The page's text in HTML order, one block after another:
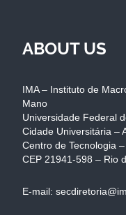
ABOUT US
IMA – Instituto de
Mano
Universidade Federal
Cidade Universitária –
Centro de Tecnologia
CEP 21941-598 – Rio
E-mail: